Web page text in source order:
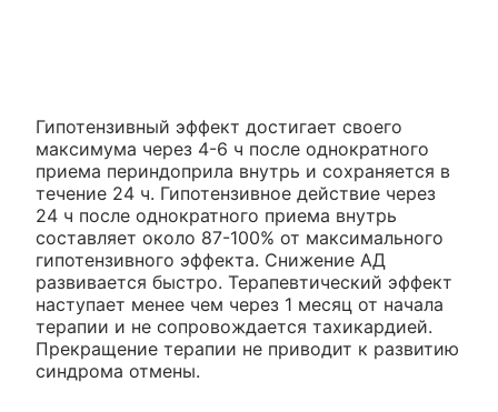
Гипотензивный эффект достигает своего
максимума через 4-6 ч после однократного
приема периндоприла внутрь и сохраняется в
течение 24 ч. Гипотензивное действие через
24 ч после однократного приема внутрь
составляет около 87-100% от максимального
гипотензивного эффекта. Снижение АД
развивается быстро. Терапевтический эффект
наступает менее чем через 1 месяц от начала
терапии и не сопровождается тахикардией.
Прекращение терапии не приводит к развитию
синдрома отмены.